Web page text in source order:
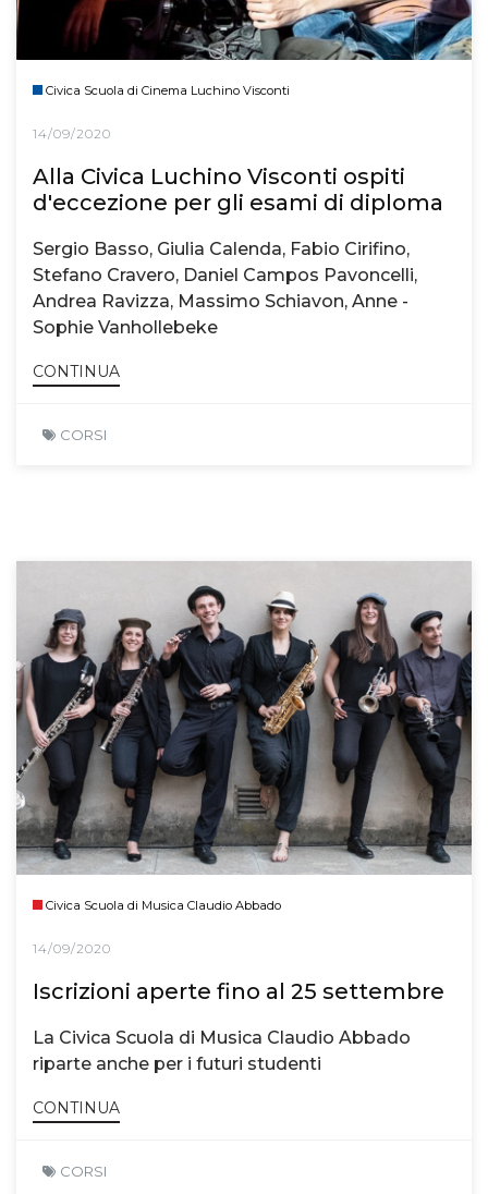
Civica Scuola di Cinema Luchino Visconti
14/09/2020
Alla Civica Luchino Visconti ospiti
d'eccezione per gli esami di diploma
Sergio Basso, Giulia Calenda, Fabio Cirifino,
Stefano Cravero, Daniel Campos Pavoncelli,
Andrea Ravizza, Massimo Schiavon, Anne -
Sophie Vanhollebeke
CONTINUA
CORSI
Civica Scuola di Musica Claudio Abbado
14/09/2020
Iscrizioni aperte fino al 25 settembre
La Civica Scuola di Musica Claudio Abbado
riparte anche per i futuri studenti
CONTINUA
CORSI